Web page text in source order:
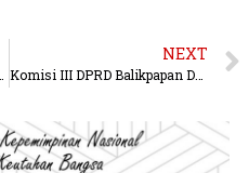
NEXT
Komisi III DPRD Balikpapan Dukung Pembangunan RTH di Lahan Eks Puskib